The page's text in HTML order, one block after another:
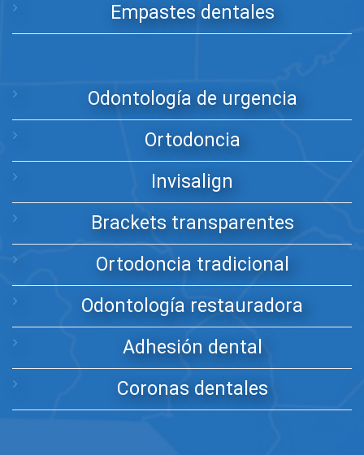
Empastes dentales
Odontología de urgencia
Ortodoncia
Invisalign
Brackets transparentes
Ortodoncia tradicional
Odontología restauradora
Adhesión dental
Coronas dentales